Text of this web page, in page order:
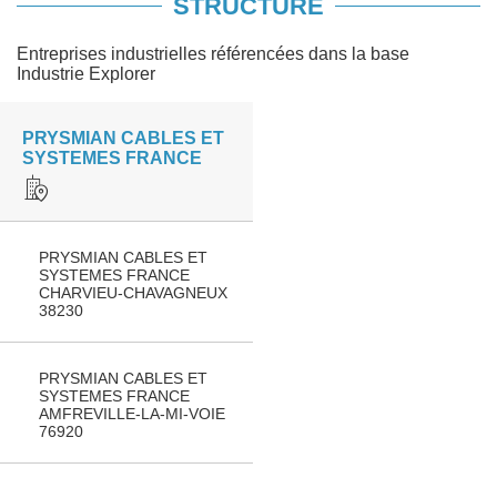
STRUCTURE
Entreprises industrielles référencées dans la base
Industrie Explorer
PRYSMIAN CABLES ET
SYSTEMES FRANCE
PRYSMIAN CABLES ET
SYSTEMES FRANCE
CHARVIEU-CHAVAGNEUX
38230
PRYSMIAN CABLES ET
SYSTEMES FRANCE
AMFREVILLE-LA-MI-VOIE
76920